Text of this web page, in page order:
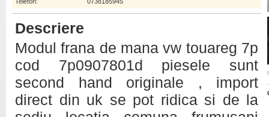
Descriere
Modul frana de mana vw touareg 7p
cod 7p0907801d piesele sunt
second hand originale , import
direct din uk se pot ridica si de la